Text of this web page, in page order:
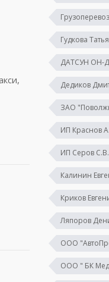
Гудкова
ДАТСУН ОН-
Дедиков
ЗАО
ИП Краснов
ИП Серов С.В.
Калинин
Криков
Ляпоров
ООО
ООО " БК